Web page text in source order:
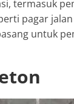
termasuk
pagar
untuk